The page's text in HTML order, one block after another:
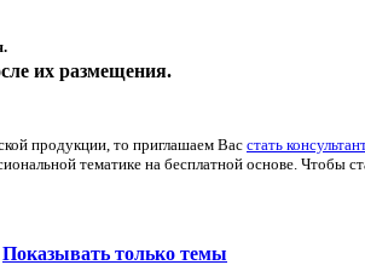
их размещения.
продукции, то приглашаем Вас стать
тематике на бесплатной основе. Чтобы
Показывать только темы